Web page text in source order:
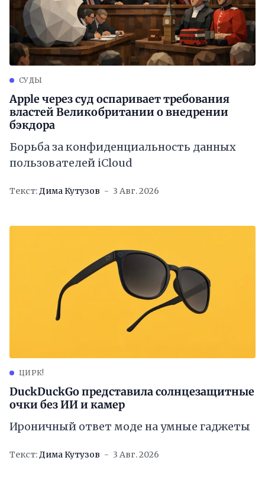
СУДЫ
Apple через суд оспаривает требования
властей Великобритании о внедрении
бэкдора
Борьба за конфиденциальность данных
пользователей iCloud
Текст:Дима Кутузов 3 Авг. 2026
ЦИРК!
DuckDuckGo представила солнцезащитные
очки без ИИ и камер
Ироничный ответ моде на умные гаджеты
Текст:Дима Кутузов 3 Авг. 2026